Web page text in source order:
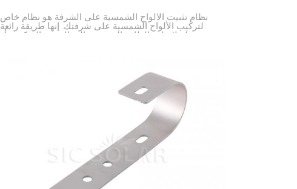
نظام تثبيت الألواح الشمسية على الشرفة هو نظام خاص
لتركيب الألواح الشمسية على شرفتك. إنها طريقة رائعة